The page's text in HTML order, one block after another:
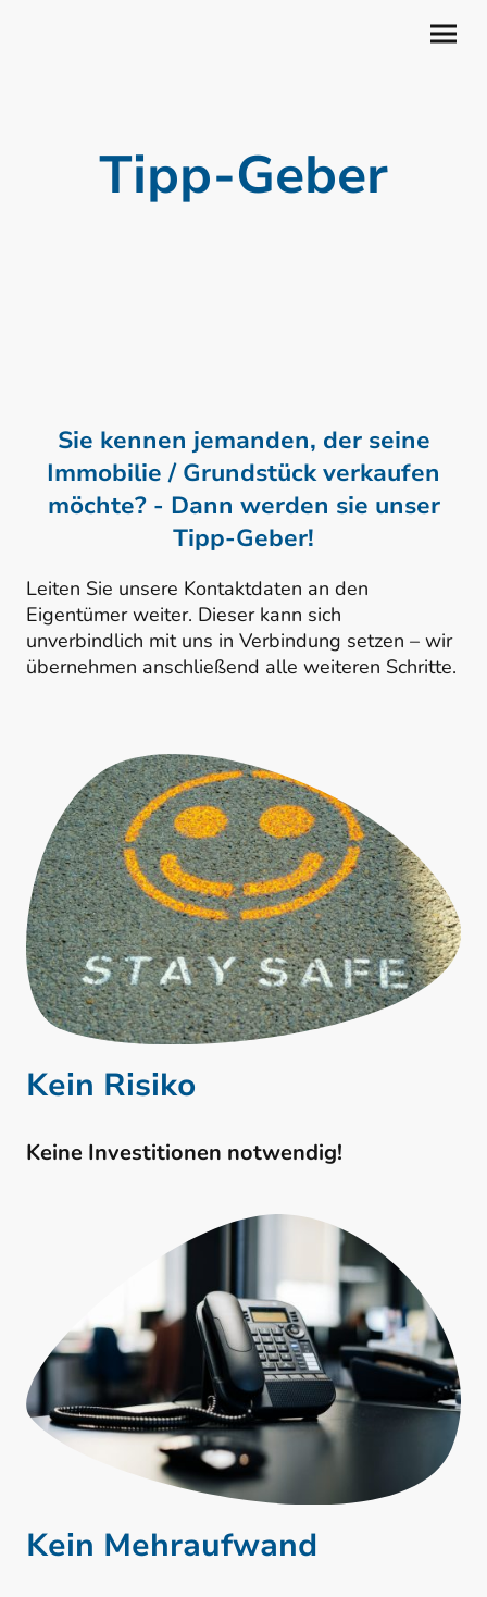
Tipp-Geber
Sie kennen jemanden, der seine
Immobilie / Grundstück verkaufen
möchte? - Dann werden sie unser
Tipp-Geber!
Leiten Sie unsere Kontaktdaten an den
Eigentümer weiter. Dieser kann sich
unverbindlich mit uns in Verbindung setzen – wir
übernehmen anschließend alle weiteren Schritte.
Kein Risiko
Keine Investitionen notwendig!
Kein Mehraufwand